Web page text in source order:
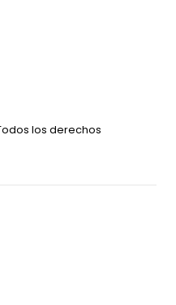
los derechos